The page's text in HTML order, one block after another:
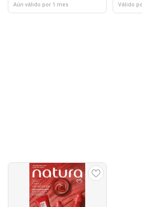
Aún válido por 1 mes Válido